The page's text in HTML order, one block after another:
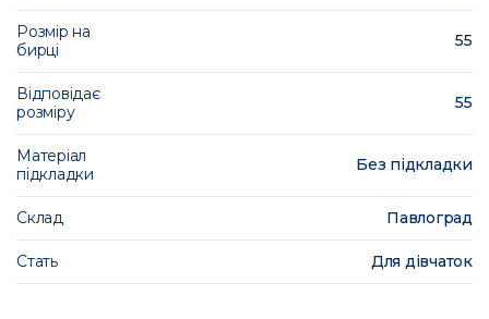
Розмір на
бирці
55
Відповідає
розміру
55
Матеріал
підкладки
Без підкладки
Склад Павлоград
Стать Для дівчаток